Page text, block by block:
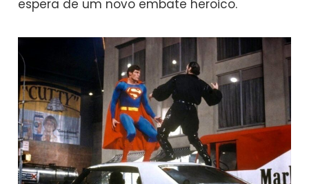
espera de um novo embate heroico.